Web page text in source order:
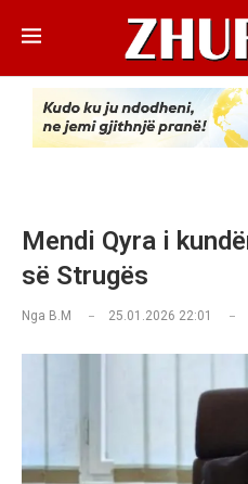
Mendi Qyra i
së Strugës
Nga B.M 25.01.2026 22:01